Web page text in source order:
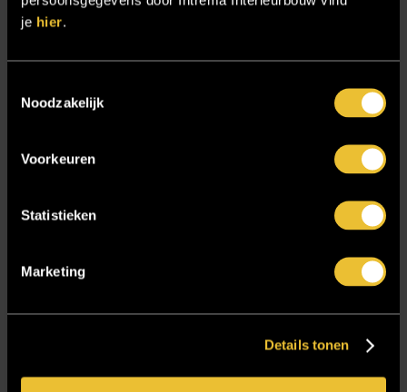
je hier.
Noodzakelijk
Voorkeuren
Statistieken
Marketing
Details tonen
Sensire
SIDN
Trebbe MiddenWest
Twentsch Hooratelier
Vacatures
Blijf op de hoogte!
E-mailadres *